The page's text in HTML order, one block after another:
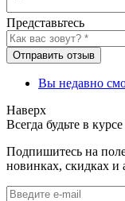
Представьтесь
Отправить отзыв
Вы недавно
Наверх
Всегда будьте в курсе
Подпишитесь на
новинках, скидках и